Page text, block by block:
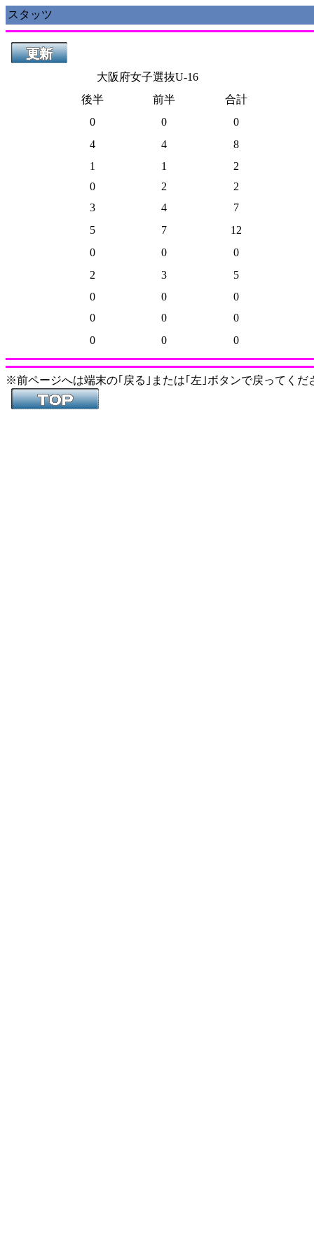
スタッツ
大阪府女子選抜U-16
後半
前半
合計
0
0
0
4
4
8
1
1
2
0
2
2
3
4
7
5
7
12
0
0
0
2
3
5
0
0
0
0
0
0
0
0 0
※前ページへは端末の｢戻る｣または｢左｣ボタンで戻ってくだ